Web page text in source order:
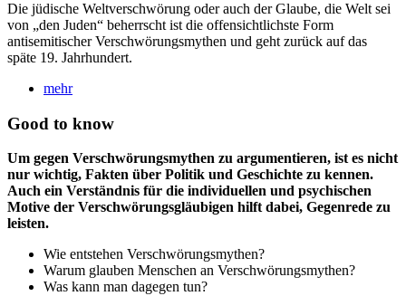
Die jüdische Weltverschwörung oder auch der Glaube, die Welt sei
von „den Juden“ beherrscht ist die offensichtlichste Form
antisemitischer Verschwörungsmythen und geht zurück auf das
späte 19. Jahrhundert.
mehr
Good to know
Um gegen Verschwörungsmythen zu argumentieren, ist es nicht
nur wichtig, Fakten über Politik und Geschichte zu kennen.
Auch ein Verständnis für die individuellen und psychischen
Motive der Verschwörungsgläubigen hilft dabei, Gegenrede zu
leisten.
Wie entstehen Verschwörungsmythen?
Warum glauben Menschen an Verschwörungsmythen?
Was kann man dagegen tun?